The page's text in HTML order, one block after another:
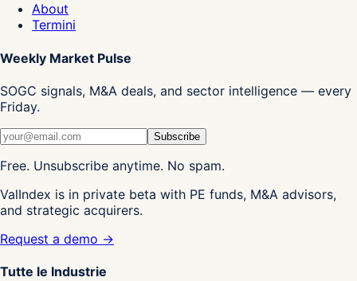
About
Termini
Weekly Market Pulse
SOGC signals, M&A deals, and sector intelligence — every
Friday.
Subscribe
Free. Unsubscribe anytime. No spam.
ValIndex is in private beta with PE funds, M&A advisors,
and strategic acquirers.
Request a demo →
Tutte le Industrie